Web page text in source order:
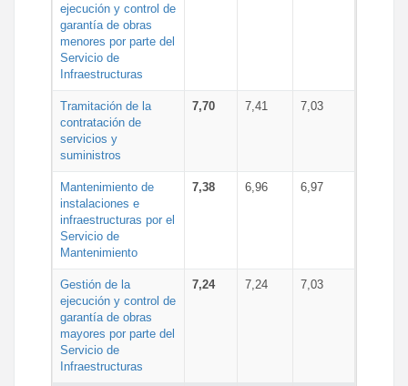
ejecución y control de
garantía de obras
menores por parte del
Servicio de
Infraestructuras
Tramitación de la
contratación de
servicios y
suministros
7,70 7,41 7,03
Mantenimiento de
instalaciones e
infraestructuras por el
Servicio de
Mantenimiento
7,38 6,96 6,97
Gestión de la
ejecución y control de
garantía de obras
mayores por parte del
Servicio de
Infraestructuras
7,24 7,24 7,03